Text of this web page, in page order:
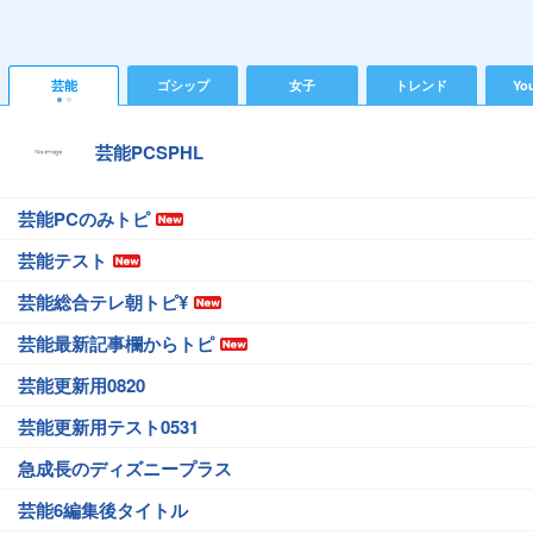
芸能 ゴシップ 女子 トレンド
芸能PCSPHL
芸能PCのみトピ
芸能テスト
芸能総合テレ朝トピ¥
芸能最新記事欄からトピ
芸能更新用0820
芸能更新用テスト0531
急成長のディズニープラス
芸能6編集後タイトル